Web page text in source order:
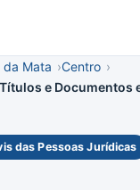
da Mata
Centro
e Documentos
das Pessoas Jurídicas